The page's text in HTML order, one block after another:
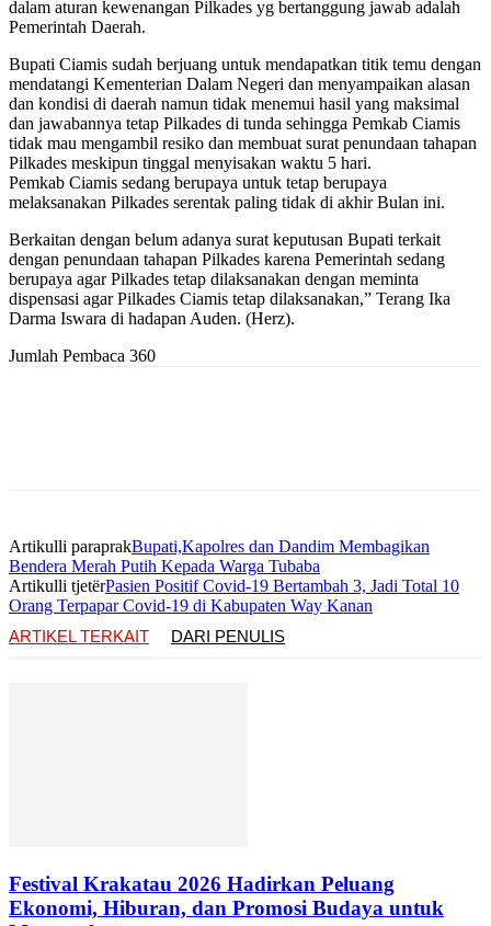
dalam aturan kewenangan Pilkades yg bertanggung jawab adalah
Pemerintah Daerah.
Bupati Ciamis sudah berjuang untuk mendapatkan titik temu dengan
mendatangi Kementerian Dalam Negeri dan menyampaikan alasan
dan kondisi di daerah namun tidak menemui hasil yang maksimal
dan jawabannya tetap Pilkades di tunda sehingga Pemkab Ciamis
tidak mau mengambil resiko dan membuat surat penundaan tahapan
Pilkades meskipun tinggal menyisakan waktu 5 hari.
Pemkab Ciamis sedang berupaya untuk tetap berupaya
melaksanakan Pilkades serentak paling tidak di akhir Bulan ini.
Berkaitan dengan belum adanya surat keputusan Bupati terkait
dengan penundaan tahapan Pilkades karena Pemerintah sedang
berupaya agar Pilkades tetap dilaksanakan dengan meminta
dispensasi agar Pilkades Ciamis tetap dilaksanakan,” Terang Ika
Darma Iswara di hadapan Auden. (Herz).
Jumlah Pembaca 360
Artikulli paraprakBupati,Kapolres dan Dandim Membagikan
Bendera Merah Putih Kepada Warga Tubaba
Artikulli tjetërPasien Positif Covid-19 Bertambah 3, Jadi Total 10
Orang Terpapar Covid-19 di Kabupaten Way Kanan
ARTIKEL TERKAIT
DARI PENULIS
Festival Krakatau 2026 Hadirkan Peluang
Ekonomi, Hiburan, dan Promosi Budaya untuk